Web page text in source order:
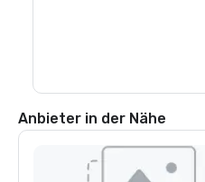
Anbieter in der Nähe